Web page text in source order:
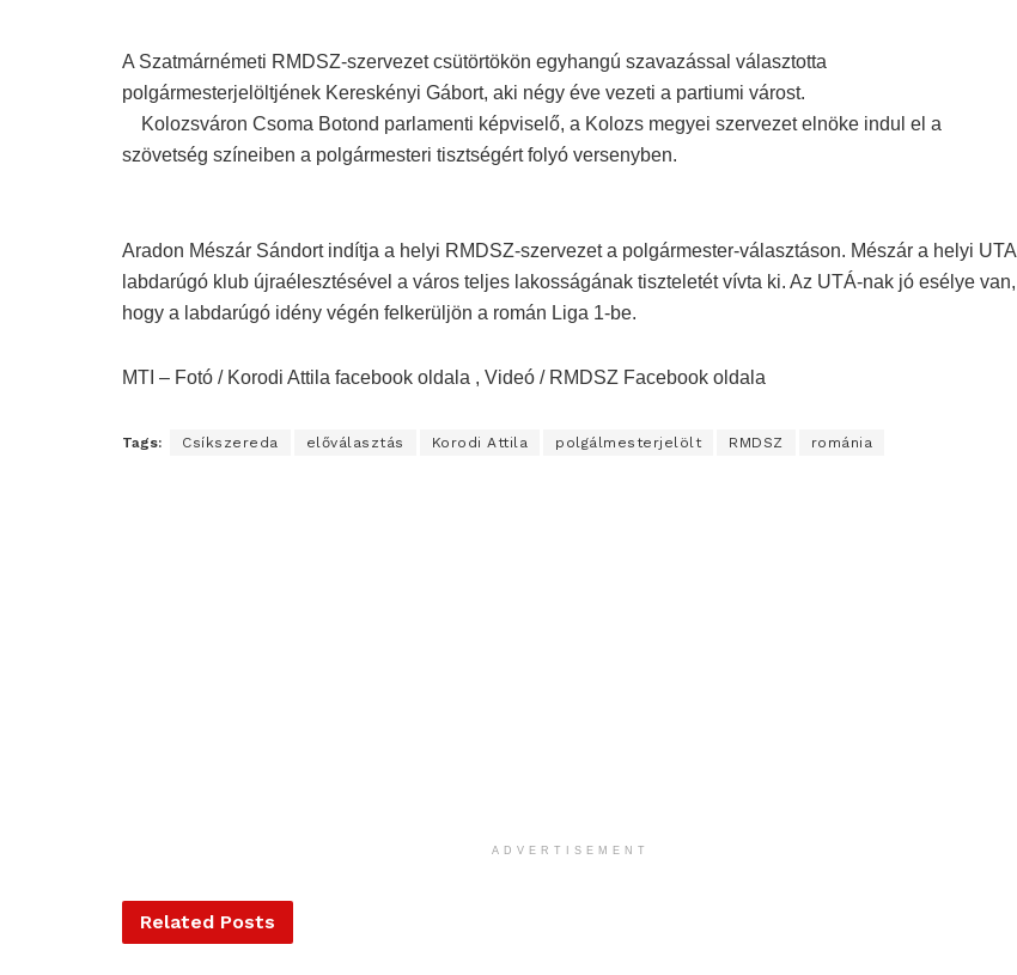
t
A Szatmárnémeti RMDSZ-szervezet csütörtökön egyhangú szavazással választotta
polgármesterjelöltjének Kereskényi Gábort, aki négy éve vezeti a partiumi várost.
Kolozsváron Csoma Botond parlamenti képviselő, a Kolozs megyei szervezet elnöke indul el a
szövetség színeiben a polgármesteri tisztségért folyó versenyben.
Aradon Mészár Sándort indítja a helyi RMDSZ-szervezet a polgármester-választáson. Mészár a helyi UTA
labdarúgó klub újraélesztésével a város teljes lakosságának tiszteletét vívta ki. Az UTÁ-nak jó esélye van,
hogy a labdarúgó idény végén felkerüljön a román Liga 1-be.
MTI – Fotó / Korodi Attila facebook oldala , Videó / RMDSZ Facebook oldala
Tags: Csíkszereda előválasztás Korodi Attila polgálmesterjelölt RMDSZ románia
ADVERTISEMENT
Related Posts